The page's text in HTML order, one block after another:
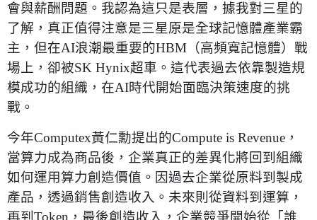
會與薪酬問題。我認為這只是表層，據我對三星的
了解，真正值得注意是三星原是全球記憶體產業霸
主，但在AI浪潮最重要的HBM（高頻寬記憶體）戰
場上，卻被SK Hynix超車。這代表過去依靠製造規
模成功的組織，在AI時代開始面臨決策速度的挑
戰。
今年Computex黃仁勳提出的Compute is Revenue，
當算力成為商品後，企業真正的差異化將回到組織
如何運用算力創造價值。因過去企業從原料到製成
產品，透過銷售創造收入。未來則從資料到運算，
再到Token，最後創造收入，企業競爭開始從「誰